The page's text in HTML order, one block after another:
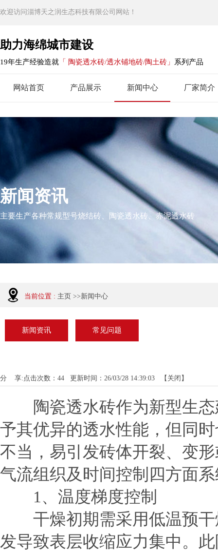
欢迎访问淄博天之润生态科技有限公司网站！
助力海绵城市建设
19年生产经验造就 「 陶瓷透水砖/透水铺地砖/陶土砖」 系列产品
网站首页 产品展示 新闻中心 厂家简介
新闻资讯
主要生产各种常规型号烧结砖、陶瓷透水砖、赤泥透水砖
当前位置 : 主页 >>新闻中心
新闻资讯 常见问题
点击次数： 44 更新时间：26/03/28 14:39:03 【 关闭 】
分 享:
陶瓷透水砖作为新型生态
予其优异的透水性能，但同
不当，易引发砖体开裂、变
气流组织及时间控制四方面
1、温度梯度控制
干燥初期需采用低温预干
发导致表层收缩应力集中。